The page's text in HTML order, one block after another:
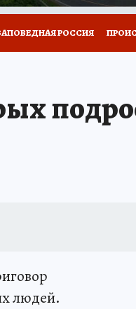
РОССИЯ
людей.